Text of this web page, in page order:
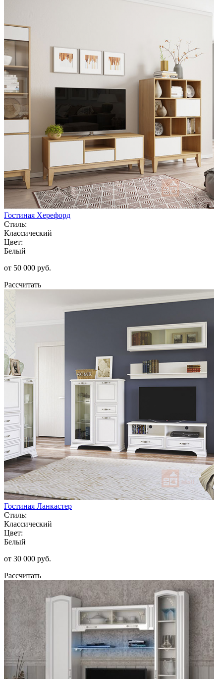
Гостиная Херефорд
Стиль:
Классический
Цвет:
Белый
от 50 000 руб.
Рассчитать
Гостиная Ланкастер
Стиль:
Классический
Цвет:
Белый
от 30 000 руб.
Рассчитать